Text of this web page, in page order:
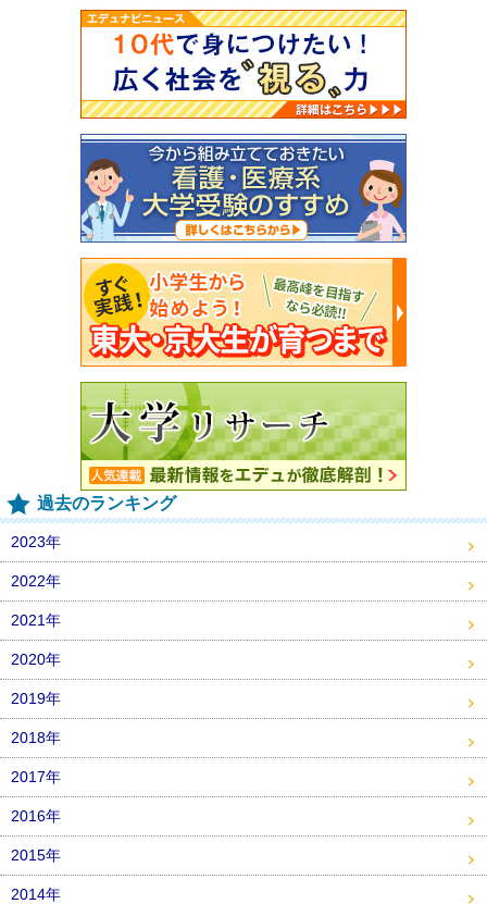
過去のランキング
2023年
2022年
2021年
2020年
2019年
2018年
2017年
2016年
2015年
2014年